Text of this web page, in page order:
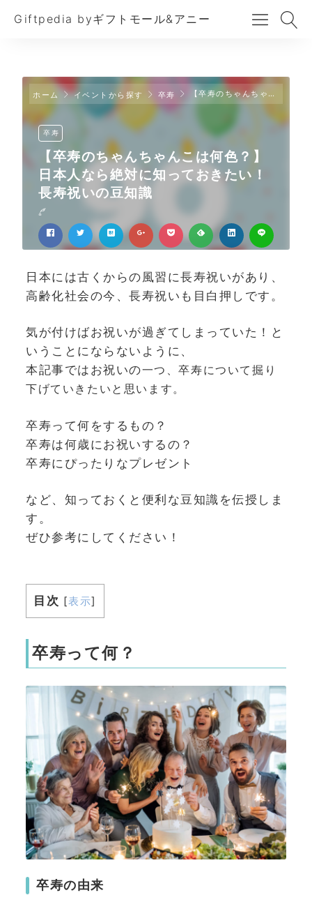
Giftpedia byギフトモール&アニー
ホーム イベントから探す 卒寿 【卒寿のちゃんちゃんこは何色？】日本人なら絶対に知っておきたい！長寿祝いの豆知識
卒寿
【卒寿のちゃんちゃんこは何色？】
日本人なら絶対に知っておきたい！
長寿祝いの豆知識
日本には古くからの風習に長寿祝いがあり、
高齢化社会の今、長寿祝いも目白押しです。
気が付けばお祝いが過ぎてしまっていた！と
いうことにならないように、
本記事ではお祝いの一つ、卒寿について掘り
下げていきたいと思います。
卒寿って何をするもの？
卒寿は何歳にお祝いするの？
卒寿にぴったりなプレゼント
など、知っておくと便利な豆知識を伝授しま
す。
ぜひ参考にしてください！
目次 [表示]
卒寿って何？
卒寿の由来